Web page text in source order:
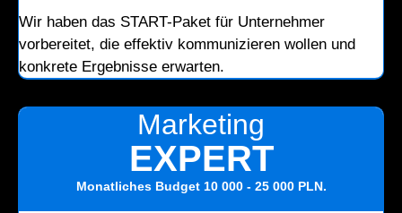
Wir haben das START-Paket für Unternehmer
vorbereitet, die effektiv kommunizieren wollen und
konkrete Ergebnisse erwarten.
Marketing
EXPERT
Monatliches Budget 10 000 - 25 000 PLN.